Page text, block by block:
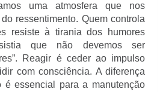
uma atmosfera que nos
ressentimento. Quem controla
resiste à tirania dos humores
que não devemos ser
Reagir é ceder ao impulso
com consciência. A diferença
é essencial para a manutenção